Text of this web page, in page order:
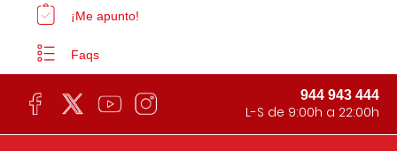
¡Me apunto!
Faqs
944 943 444
L-S de 9:00h a 22:00h